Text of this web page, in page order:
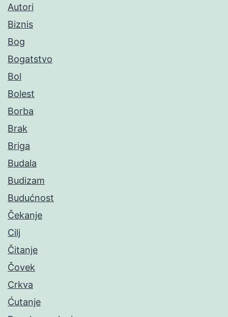
Autori
Biznis
Bog
Bogatstvo
Bol
Bolest
Borba
Brak
Briga
Budala
Budizam
Budućnost
Čekanje
Cilj
Čitanje
Čovek
Crkva
Ćutanje